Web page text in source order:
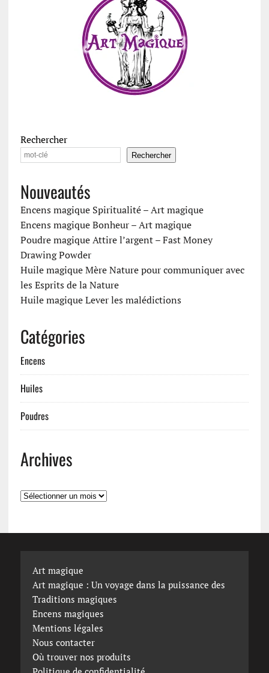
Rechercher
Rechercher
Nouveautés
Encens magique Spiritualité – Art magique
Encens magique Bonheur – Art magique
Poudre magique Attire l’argent – Fast Money
Drawing Powder
Huile magique Mère Nature pour communiquer avec
les Esprits de la Nature
Huile magique Lever les malédictions
Catégories
Encens
Huiles
Poudres
Archives
Archives
Art magique
Art magique : Un voyage dans la puissance des
Traditions magiques
Encens magiques
Mentions légales
Nous contacter
Où trouver nos produits